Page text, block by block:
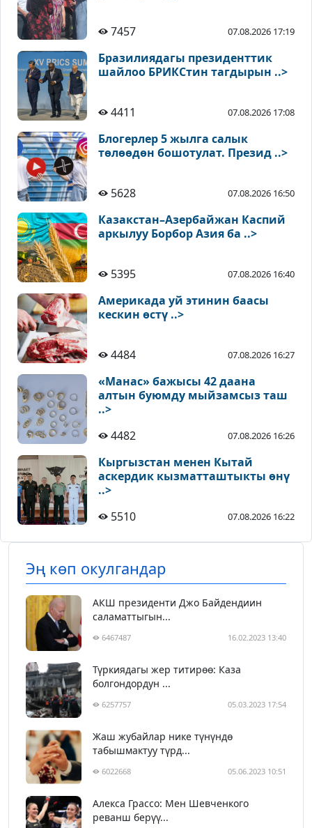
7457 07.08.2026 17:19
Бразилиядагы президенттик
шайлоо БРИКСтин тагдырын ..>
4411 07.08.2026 17:08
Блогерлер 5 жылга салык
төлөөдөн бошотулат. Презид ..>
5628 07.08.2026 16:50
Казакстан–Азербайжан Каспий
аркылуу Борбор Азия ба ..>
5395 07.08.2026 16:40
Америкада уй этинин баасы
кескин өстү ..>
4484 07.08.2026 16:27
«Манас» бажысы 42 даана
алтын буюмду мыйзамсыз таш
..>
4482
07.08.2026 16:26
Кыргызстан менен Кытай
аскердик кызматташтыкты өнү
..>
5510
07.08.2026 16:22
Эң көп окулгандар
АКШ президенти Джо Байдендиин
саламаттыгын...
6467487 16.02.2023 13:40
Түркиядагы жер титирөө: Каза
болгондордун ...
6257757 05.03.2023 17:54
Жаш жубайлар нике түнүндө
табышмактуу түрд...
6022668 05.06.2023 10:51
Алекса Грассо: Мен Шевченкого
реванш берүү...